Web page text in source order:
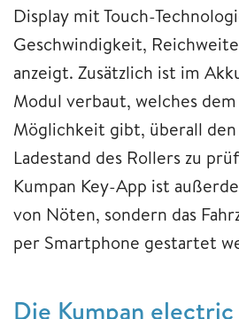
Display mit Touch-
Geschwindigkeit,
anzeigt. Zusätzlich ist im
Modul verbaut, welches
Möglichkeit gibt, überall
Ladestand des Rollers zu
Kumpan Key-App ist
von Nöten, sondern das
per Smartphone gestartet
Die Kumpan